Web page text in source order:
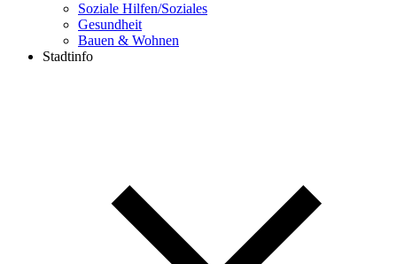
Soziale Hilfen/Soziales
Gesundheit
Bauen & Wohnen
Stadtinfo